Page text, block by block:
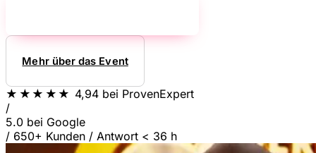
Mehr über das Event
★★★★★ 4,94 bei ProvenExpert
/
5.0 bei Google
/ 650+ Kunden / Antwort < 36 h